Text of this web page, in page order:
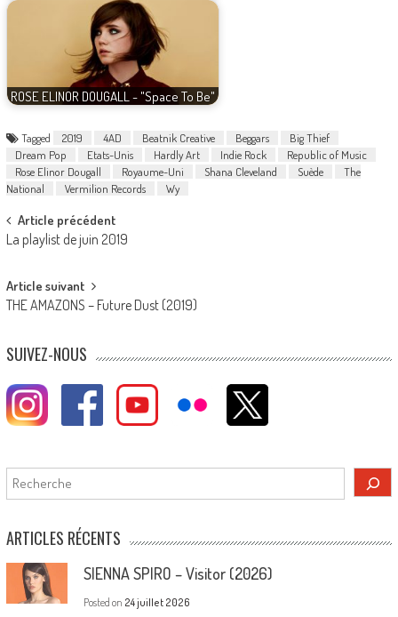
ROSE ELINOR DOUGALL - "Space To Be"
Tagged 2019 4AD Beatnik Creative Beggars
Big Thief
Dream Pop
Etats-Unis Hardly Art Indie Rock
Republic of Music
Rose Elinor Dougall
Royaume-Uni Shana Cleveland Suède
The
National
Vermilion Records Wy
Post
navigation
Article précédent
La playlist de juin 2019
Article suivant
THE AMAZONS – Future Dust (2019)
SUIVEZ-NOUS
Rechercher
ARTICLES RÉCENTS
SIENNA SPIRO – Visitor (2026)
Posted on 24 juillet 2026